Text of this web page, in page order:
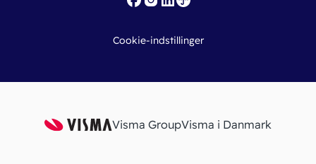
Cookie-indstillinger
Visma GroupVisma i Danmark